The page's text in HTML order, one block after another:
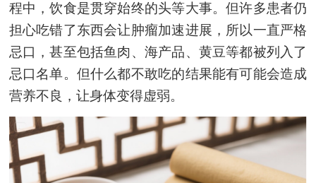
程中，饮食是贯穿始终的头等大事。但许多患者仍
担心吃错了东西会让肿瘤加速进展，所以一直严格
忌口，甚至包括鱼肉、海产品、黄豆等都被列入了
忌口名单。但什么都不敢吃的结果能有可能会造成
营养不良，让身体变得虚弱。